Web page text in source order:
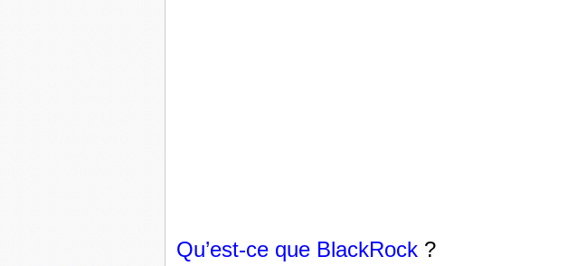
Qu’est-ce que BlackRock ?